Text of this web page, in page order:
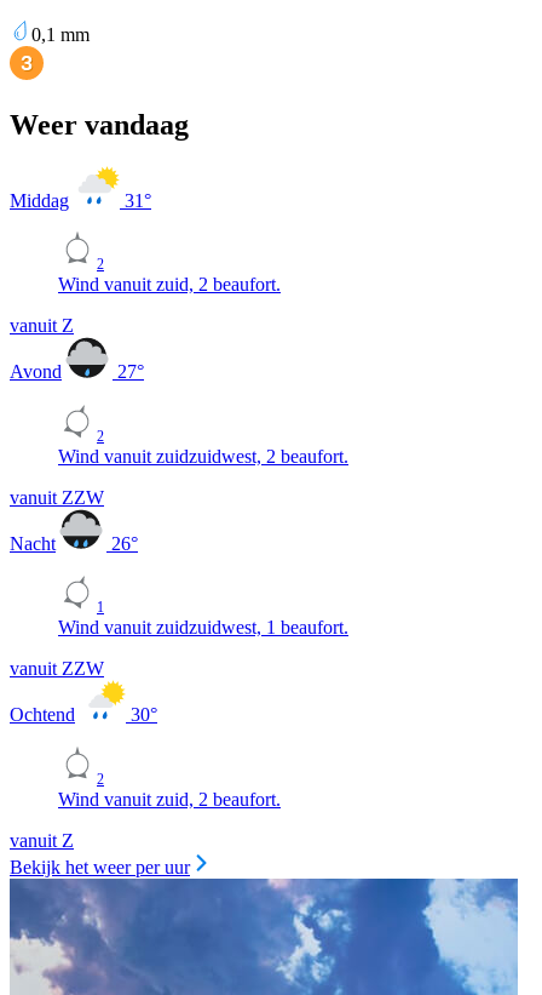
0,1 mm
Weer vandaag
Middag 31°
2
Wind vanuit zuid, 2 beaufort.
vanuit Z
Avond 27°
2
Wind vanuit zuidzuidwest, 2 beaufort.
vanuit ZZW
Nacht 26°
1
Wind vanuit zuidzuidwest, 1 beaufort.
vanuit ZZW
Ochtend 30°
2
Wind vanuit zuid, 2 beaufort.
vanuit Z
Bekijk het weer per uur